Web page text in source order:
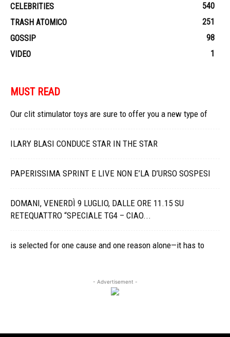
CELEBRITIES
540
TRASH ATOMICO
251
GOSSIP
98
VIDEO
1
MUST READ
Our clit stimulator toys are sure to offer you a new type of
ILARY BLASI CONDUCE STAR IN THE STAR
PAPERISSIMA SPRINT E LIVE NON E’LA D’URSO SOSPESI
DOMANI, VENERDÌ 9 LUGLIO, DALLE ORE 11.15 SU
RETEQUATTRO “SPECIALE TG4 – CIAO...
is selected for one cause and one reason alone—it has to
- Advertisement -